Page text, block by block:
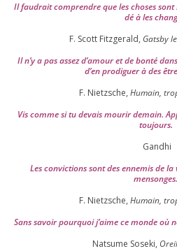
Il fau­drait com­prendre que les choses
dé à les
F. Scott Fitzgerald, Gatsby
Il n’y a pas assez d’a­mour et de bon­té
d’en pro­di­guer à des
F. Nietzsche, Humain,
Vis comme si tu devais mou­rir demain.
toujours.
Gandhi
Les convic­tions sont des enne­mis de
mensonges.
F. Nietzsche, Humain,
Sans savoir pour­quoi j’aime ce monde où
Natsume Soseki,